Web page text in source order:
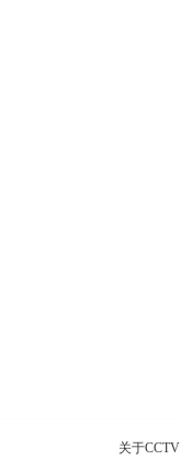
关于CCTV